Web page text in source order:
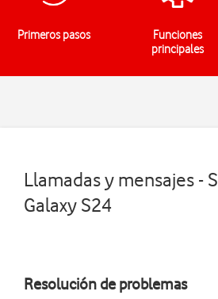
Primeros pasos
Funciones
principales
Llamadas y mensajes -
Galaxy S24
Resolución de problemas